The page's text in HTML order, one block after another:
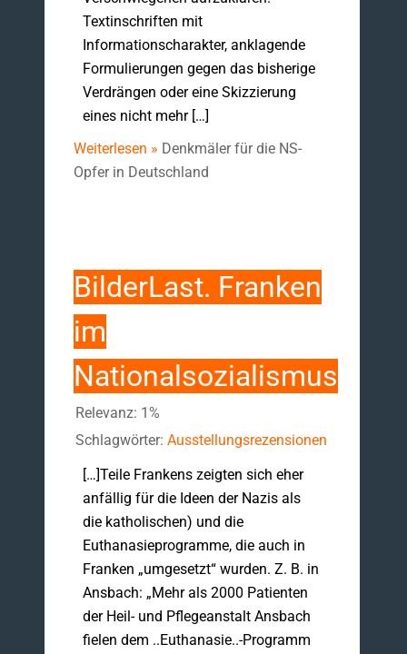
Textinschriften mit
Informationscharakter, anklagende
Formulierungen gegen das bisherige
Verdrängen oder eine Skizzierung
eines nicht mehr […]
Weiterlesen » Denkmäler für die NS-
Opfer in Deutschland
BilderLast. Franken
im
Nationalsozialismus
Relevanz: 1%
Schlagwörter: Ausstellungsrezensionen
[…]Teile Frankens zeigten sich eher
anfällig für die Ideen der Nazis als
die katholischen) und die
Euthanasieprogramme, die auch in
Franken „umgesetzt“ wurden. Z. B. in
Ansbach: „Mehr als 2000 Patienten
der Heil- und Pflegeanstalt Ansbach
fielen dem ..Euthanasie..-Programm